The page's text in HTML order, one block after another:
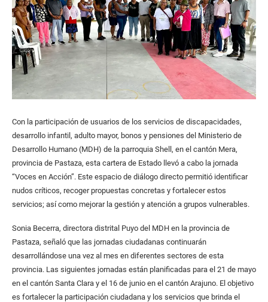
Con la participación de usuarios de los servicios de discapacidades,
desarrollo infantil, adulto mayor, bonos y pensiones del Ministerio de
Desarrollo Humano (MDH) de la parroquia Shell, en el cantón Mera,
provincia de Pastaza, esta cartera de Estado llevó a cabo la jornada
“Voces en Acción”. Este espacio de diálogo directo permitió identificar
nudos críticos, recoger propuestas concretas y fortalecer estos
servicios; así como mejorar la gestión y atención a grupos vulnerables.
Sonia Becerra, directora distrital Puyo del MDH en la provincia de
Pastaza, señaló que las jornadas ciudadanas continuarán
desarrollándose una vez al mes en diferentes sectores de esta
provincia. Las siguientes jornadas están planificadas para el 21 de mayo
en el cantón Santa Clara y el 16 de junio en el cantón Arajuno. El objetivo
es fortalecer la participación ciudadana y los servicios que brinda el